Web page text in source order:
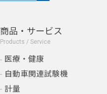
商品・サービス
Products / Service
医療・健康
自動車関連試験機
計量